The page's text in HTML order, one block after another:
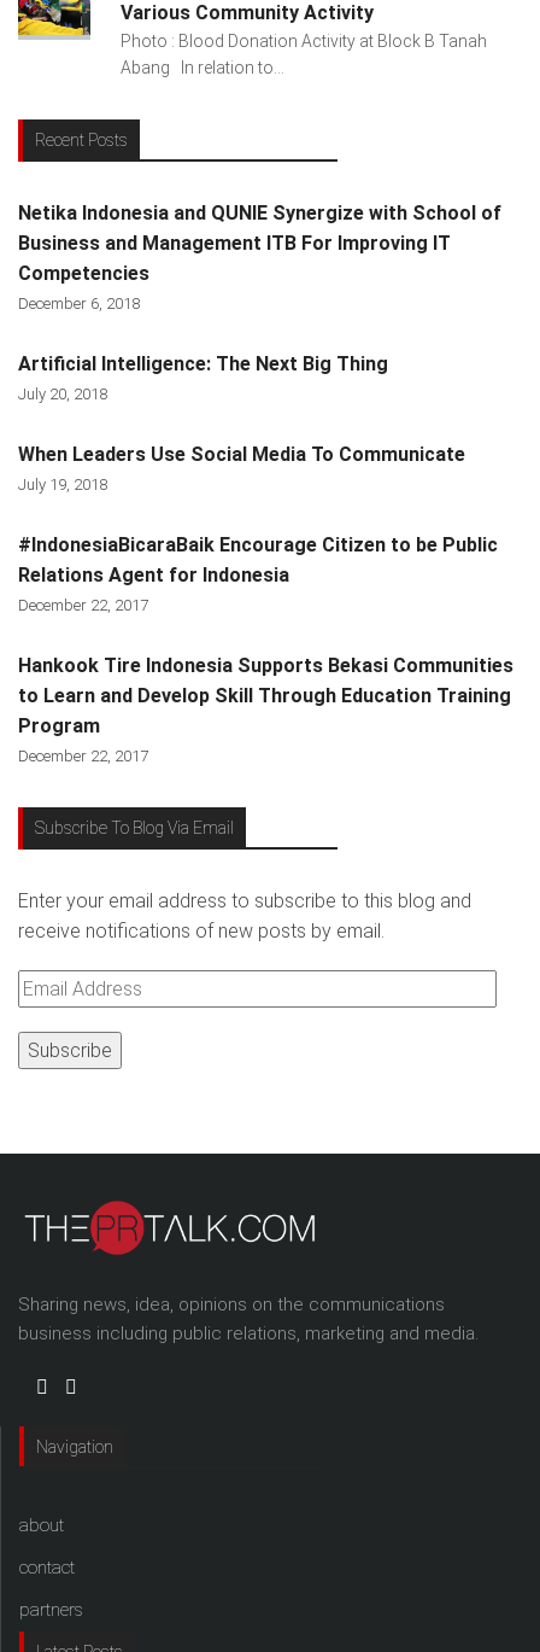
Various Community Activity
Photo : Blood Donation Activity at Block B Tanah
Abang In relation to...
Recent Posts
Netika Indonesia and QUNIE Synergize with School of
Business and Management ITB For Improving IT
Competencies
December 6, 2018
Artificial Intelligence: The Next Big Thing
July 20, 2018
When Leaders Use Social Media To Communicate
July 19, 2018
#IndonesiaBicaraBaik Encourage Citizen to be Public
Relations Agent for Indonesia
December 22, 2017
Hankook Tire Indonesia Supports Bekasi Communities
to Learn and Develop Skill Through Education Training
Program
December 22, 2017
Subscribe To Blog Via Email
Enter your email address to subscribe to this blog and
receive notifications of new posts by email.
Email
Sharing news, idea, opinions on the communications
business including public relations, marketing and media.
Navigation
about
contact
partners